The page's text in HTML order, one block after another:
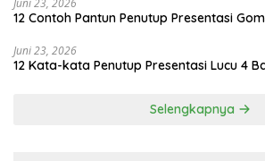
Juni 23, 2026
12 Contoh Pantun Penutup Presentasi
Juni 23, 2026
12 Kata-kata Penutup Presentasi Lucu 4
Selengkapnya